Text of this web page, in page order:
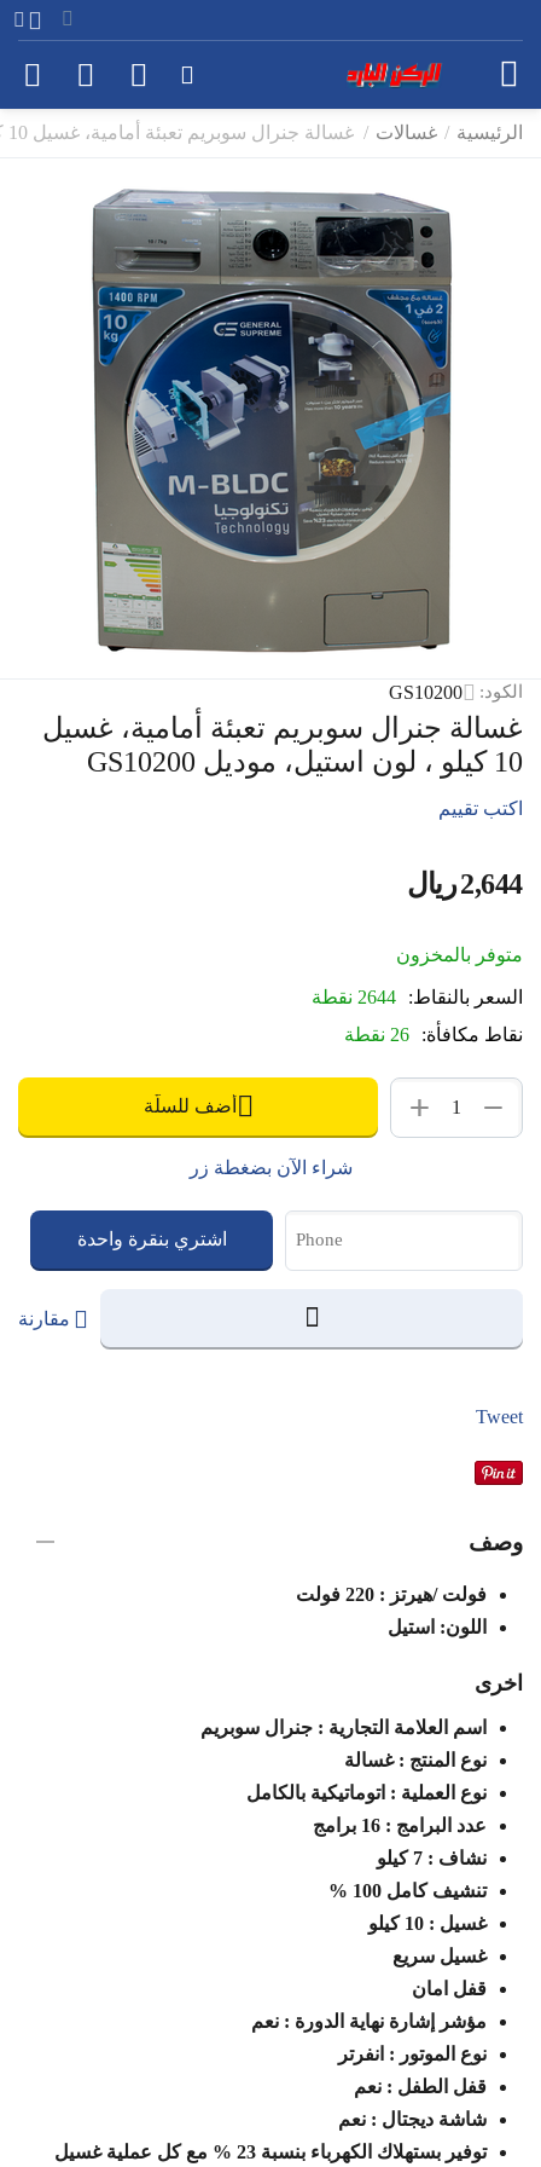
الرئيسية / غسالات / غسالة جنرال سوبريم تعبئة أمامية، غسيل 10 كيلو ، لون استيل، موديل GS10200
الكود: GS10200
غسالة جنرال سوبريم تعبئة أمامية، غسيل
10 كيلو ، لون استيل، موديل GS10200
اكتب تقييم
ريال‎ 2,644
متوفر بالمخزون
السعر بالنقاط:
2644 نقطة
نقاط مكافأة:
26 نقطة
+ − أضف للسلّة
شراء الآن بضغطة زر
اشتري بنقرة واحدة
مقارنة
Tweet
وصف
فولت /هيرتز : 220 فولت
اللون: استيل
اخرى
اسم العلامة التجارية : جنرال سوبريم
نوع المنتج : غسالة
نوع العملية : اتوماتيكية بالكامل
عدد البرامج : 16 برامج
نشاف : 7 كيلو
تنشيف كامل 100 %
غسيل : 10 كيلو
غسيل سريع
قفل امان
مؤشر إشارة نهاية الدورة : نعم
نوع الموتور : انفرتر
قفل الطفل : نعم
شاشة ديجتال : نعم
توفير بستهلاك الكهرباء بنسبة 23 % مع كل عملية غسيل